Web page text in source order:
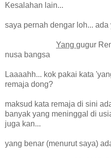
Kesalahan lain...
saya pernah dengar loh... ada
Yang gugur
nusa bangsa
Laaaahh... kok pakai kata
remaja dong?
maksud kata remaja di sini
banyak yang meninggal di
juga kan...
yang benar (menurut saya)